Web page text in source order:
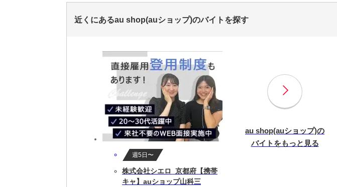
近くにあるau shop(auショップ)のバイトを探す
週5日〜
株式会社シエロ_京都府【携帯
キャ】auショップ山科三
au shop(auショップ)の
バイトをもっと見る